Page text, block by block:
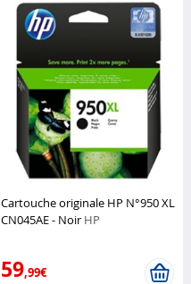
Cartouche originale HP N°950 XL
CN045AE - Noir HP
59,99€